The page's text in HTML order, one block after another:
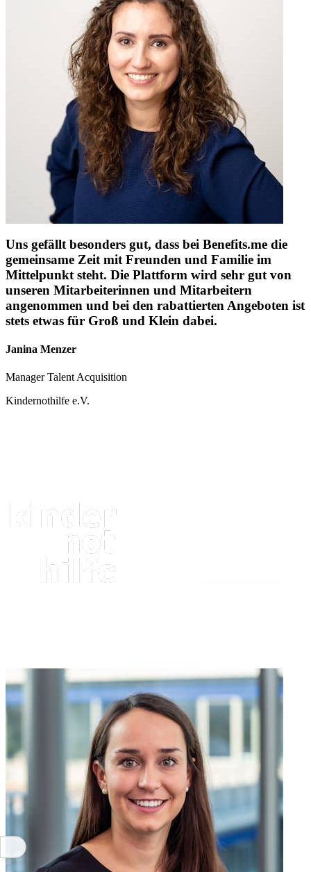
Uns gefällt besonders gut, dass bei Benefits.me die
gemeinsame Zeit mit Freunden und Familie im
Mittelpunkt steht. Die Plattform wird sehr gut von
unseren Mitarbeiterinnen und Mitarbeitern
angenommen und bei den rabattierten Angeboten ist
stets etwas für Groß und Klein dabei.
Janina Menzer
Manager Talent Acquisition
Kindernothilfe e.V.